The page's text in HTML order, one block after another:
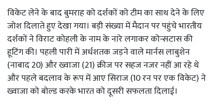
विकेट लेने के बाद बुमराह को दर्शकों को टीम का साथ देने के लिए
जोश दिलाते हुए देखा गया। बड़ी संख्या में मैदान पर पहुंचे भारतीय
दर्शकों ने विराट कोहली के नाम के नारे लगाकर कोन्सटास की
हूटिंग की। पहली पारी में अर्धशतक जड़ने वाले मार्नस लाबुशेन
(नाबाद 20) और ख्वाजा (21) क्रीज पर सहज नजर नहीं आ रहे थे
और पहले बदलाव के रूप में आए सिराज (10 रन पर एक विकेट) ने
ख्वाजा को बोल्ड करके भारत को दूसरी सफलता दिलाई।